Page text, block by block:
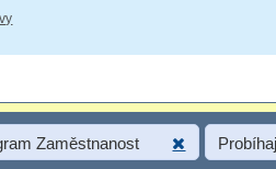
Zaměstnanost